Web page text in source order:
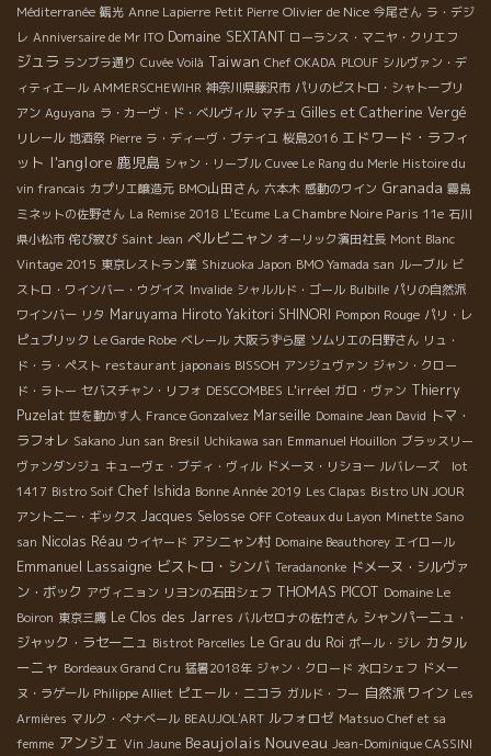
Méditerranée 観光 Anne Lapierre Petit Pierre Olivier de Nice 今尾さん ラ・デジ
レ Anniversaire de Mr ITO Domaine SEXTANT ローランス・マニヤ・クリエフ
ジュラ ランブラ通り Cuvée Voilà Taiwan Chef OKADA PLOUF シルヴァン・デ
ィティエール AMMERSCHEWIHR 神奈川県藤沢市 パリのビストロ・シャトーブリ
アン Aguyana ラ・カーヴ・ド・ベルヴィル マチュ Gilles et Catherine Vergé
リレール 地酒祭 Pierre ラ・ディーヴ・ブテイユ 桜島2016 エドワード・ラフィ
ット l'anglore 鹿児島 シャン・リーブル Cuvee Le Rang du Merle Histoire du
vin francais カプリエ醸造元 BMO山田さん 六本木 感動のワイン Granada 霧島
ミネットの佐野さん La Remise 2018 L'Ecume La Chambre Noire Paris 11e 石川
県小松市 侘び寂び Saint Jean ペルピニャン オーリック濱田社長 Mont Blanc
Vintage 2015 東京レストラン業 Shizuoka Japon BMO Yamada san ルーブル ビ
ストロ・ワインバー・ウグイス Invalide シャルルド・ゴール Bulbille パリの自然派
ワインバー リタ Maruyama Hiroto Yakitori SHINORI Pompon Rouge パリ・レ
ピュブリック Le Garde Robe ベレール 大阪うずら屋 ソムリエの日野さん リュ・
ド・ラ・ペスト restaurant japonais BISSOH アンジュヴァン ジャン・クロー
ド・ラトー セバスチャン・リフォ DESCOMBES L'irréel ガロ・ヴァン Thierry
Puzelat 世を動かす人 France Gonzalvez Marseille Domaine Jean David トマ・
ラフォレ Sakano Jun san Bresil Uchikawa san Emmanuel Houillon ブラッスリー
ヴァンダンジュ キューヴェ・ブディ・ヴィル ドメーヌ・リショー ルバレーズ lot
1417 Bistro Soif Chef Ishida Bonne Année 2019 Les Clapas Bistro UN JOUR
アントニー・ギックス Jacques Selosse OFF Coteaux du Layon Minette Sano
san Nicolas Réau ウイヤード アシニャン村 Domaine Beauthorey エイロール
Emmanuel Lassaigne ビストロ・シンバ Teradanonke ドメーヌ・シルヴァ
ン・ボック アヴィニョン リヨンの石田シェフ THOMAS PICOT Domaine Le
Boiron 東京三鷹 Le Clos des Jarres バルセロナの佐竹さん シャンパーニュ・
ジャック・ラセーニュ Bistrot Parcelles Le Grau du Roi ポール・ジレ カタル
ーニャ Bordeaux Grand Cru 猛暑2018年 ジャン・クロード 水口シェフ ドメー
ヌ・ラゲール Philippe Alliet ピエール・ニコラ ガルド・フー 自然派ワイン Les
Armières マルク・ぺナベール BEAUJOL'ART ルフォロゼ Matsuo Chef et sa
femme アンジェ Vin Jaune Beaujolais Nouveau Jean-Dominique CASSINI